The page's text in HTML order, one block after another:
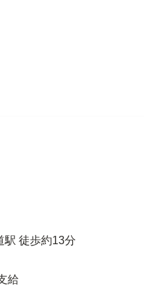
駅 徒歩約13分
給